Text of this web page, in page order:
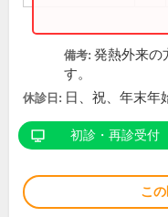
備考: 発熱外来の
す。
休診日: 日、祝、年末年
初診・再診受付
こ